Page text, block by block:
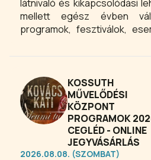
látnivaló és kikapcsolódási
mellett egész évben
programok, fesztiválok,
lakosságot és a városba
KOSSUTH
MŰVELŐDÉSI
KÖZPONT
PROGRAMOK
CEGLÉD - ONLINE
JEGYVÁSÁRLÁS
2026.08.08. (SZOMBAT)